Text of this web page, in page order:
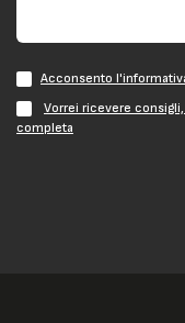
Acconsento
Vorrei ricevere
completa